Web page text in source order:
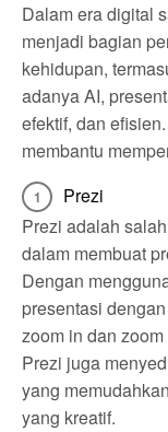
Dalam era digital
menjadi bagian
kehidupan,
adanya AI,
efektif, dan
membantu
Prezi
Prezi adalah
dalam membuat
Dengan
presentasi
zoom in dan
Prezi juga
yang
yang kreatif.